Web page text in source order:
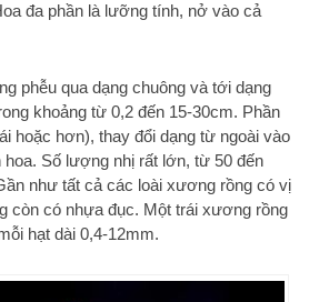
đa phần là lưỡng tính, nở vào cả
phễu qua dạng chuông và tới dạng
khoảng từ 0,2 đến 15-30cm. Phần
hoặc hơn), thay đổi dạng từ ngoài vào
Số lượng nhị rất lớn, từ 50 đến
như tất cả các loài xương rồng có vị
còn có nhựa đục. Một trái xương rồng
hạt dài 0,4-12mm.